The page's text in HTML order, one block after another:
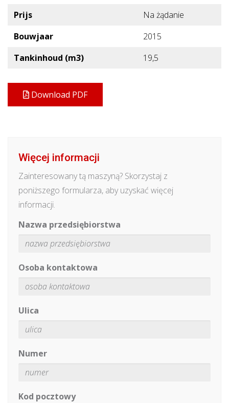
Prijs
Na żądanie
Bouwjaar
2015
Tankinhoud (m3)
19,5
Download PDF
Więcej informacji
Zainteresowany tą maszyną? Skorzystaj z
poniższego formularza, aby uzyskać więcej
informacji.
Nazwa przedsiębiorstwa
Osoba kontaktowa
Ulica
Numer
Kod pocztowy